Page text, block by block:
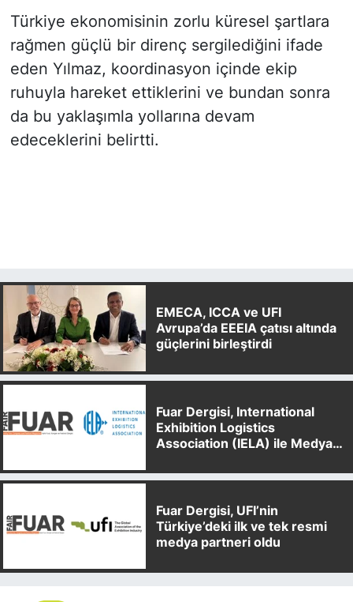
Türkiye ekonomisinin zorlu küresel şartlara
rağmen güçlü bir direnç sergilediğini ifade
eden Yılmaz, koordinasyon içinde ekip
ruhuyla hareket ettiklerini ve bundan sonra
da bu yaklaşımla yollarına devam
edeceklerini belirtti.
EMECA, ICCA ve UFI
Avrupa’da EEEIA çatısı altında
güçlerini birleştirdi
Fuar Dergisi, International
Exhibition Logistics
Association (IELA) ile Medya
Fuar Dergisi, UFI’nin
Türkiye’deki ilk ve tek resmi
medya partneri oldu